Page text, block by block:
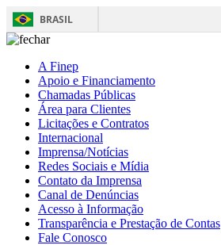
BRASIL
A Finep
Apoio e Financiamento
Chamadas Públicas
Área para Clientes
Licitações e Contratos
Internacional
Imprensa/Notícias
Redes Sociais e Mídia
Contato da Imprensa
Canal de Denúncias
Acesso à Informação
Transparência e Prestação de Contas
Fale Conosco